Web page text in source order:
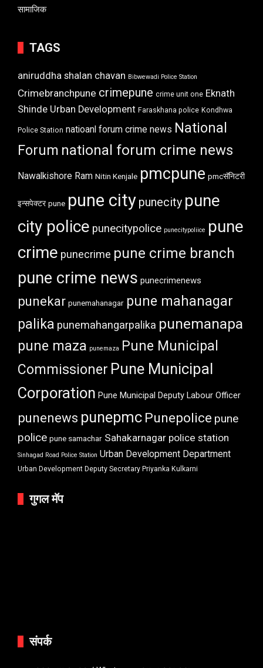
सामाजिक
TAGS
aniruddha shalan chavan Bibwewadi Police Station
Crimebranchpune crimepune crime unit one Eknath
Shinde Urban Development Faraskhana police Kondhwa
Police Station natioanl forum crime news National
Forum national forum crime news
Nawalkishore Ram Nitin Kenjale pmcpune pmcसॅनिटरी
इन्सपेक्टर pune pune city punecity pune
city police punecitypolice punecitypoliice pune
crime punecrime pune crime branch
pune crime news punecrimenews
punekar punemahanagar pune mahanagar
palika punemahangarpalika punemanapa
pune maza punemaza
Pune Municipal
Commissioner Pune Municipal
Corporation Pune Municipal Deputy Labour Officer
punenews punepmc Punepolice pune
police pune samachar Sahakarnagar police station
Sinhagad Road Police Station Urban Development Department
Urban Development Deputy Secretary Priyanka Kulkarni
गुगल मॅप
संपर्क